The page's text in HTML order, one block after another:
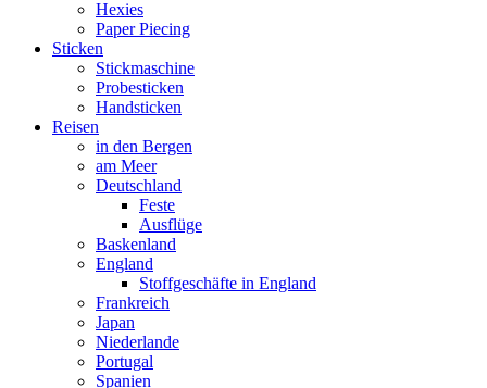
Hexies
Paper Piecing
Sticken
Stickmaschine
Probesticken
Handsticken
Reisen
in den Bergen
am Meer
Deutschland
Feste
Ausflüge
Baskenland
England
Stoffgeschäfte in England
Frankreich
Japan
Niederlande
Portugal
Spanien